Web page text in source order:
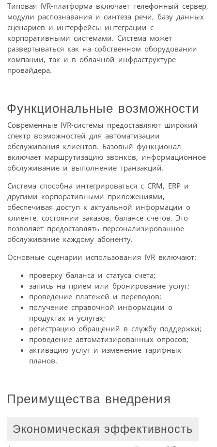
Типовая IVR-платформа включает телефонный сервер,
модули распознавания и синтеза речи, базу данных
сценариев и интерфейсы интеграции с
корпоративными системами. Система может
развертываться как на собственном оборудовании
компании, так и в облачной инфраструктуре
провайдера.
Функциональные возможности
Современные IVR-системы предоставляют широкий
спектр возможностей для автоматизации
обслуживания клиентов. Базовый функционал
включает маршрутизацию звонков, информационное
обслуживание и выполнение транзакций.
Система способна интегрироваться с CRM, ERP и
другими корпоративными приложениями,
обеспечивая доступ к актуальной информации о
клиенте, состоянии заказов, балансе счетов. Это
позволяет предоставлять персонализированное
обслуживание каждому абоненту.
Основные сценарии использования IVR включают:
проверку баланса и статуса счета;
запись на прием или бронирование услуг;
проведение платежей и переводов;
получение справочной информации о
продуктах и услугах;
регистрацию обращений в службу поддержки;
проведение автоматизированных опросов;
активацию услуг и изменение тарифных
планов.
Преимущества внедрения
Экономическая эффективность